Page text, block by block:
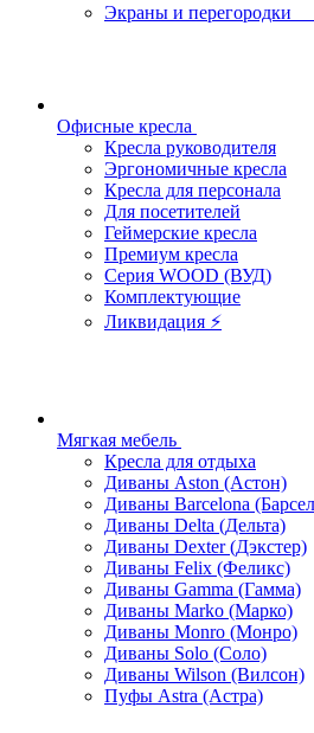
Экраны и перегородки
Офисные кресла
Кресла руководителя
Эргономичные кресла
Кресла для персонала
Для посетителей
Геймерские кресла
Премиум кресла
Серия WOOD (ВУД)
Комплектующие
Ликвидация ⚡
Мягкая мебель
Кресла для отдыха
Диваны Aston (Астон)
Диваны Barcelona
Диваны Delta (Дельта)
Диваны Dexter (Дэкстер)
Диваны Felix (Феликс)
Диваны Gamma (Гамма)
Диваны Marko (Марко)
Диваны Monro (Монро)
Диваны Solo (Соло)
Диваны Wilson (Вилсон)
Пуфы Astra (Астра)